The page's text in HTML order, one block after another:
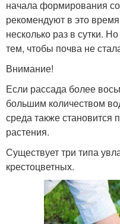
начала формирования
рекомендуют в это
несколько раз в сутки.
тем, чтобы почва не
Внимание!
Если рассада более
большим количеством
среда также становится
растения.
Существует три типа
крестоцветных.